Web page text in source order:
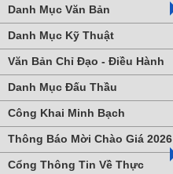
Danh Mục Văn Bản
Danh Mục Kỹ Thuật
Văn Bản Chỉ Đạo - Điều Hành
Danh Mục Đấu Thầu
Công Khai Minh Bạch
Thông Báo Mời Chào Giá 2026
Cổng Thông Tin Về Thực